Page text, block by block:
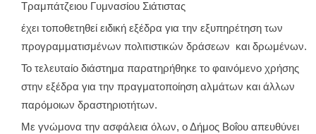
Τραμπάτζειου Γυμνασίου Σιάτιστας
έχει τοποθετηθεί ειδική εξέδρα για την εξυπηρέτηση των
προγραμματισμένων πολιτιστικών δράσεων και δρωμένων.
Το τελευταίο διάστημα παρατηρήθηκε το φαινόμενο χρήσης
στην εξέδρα για την πραγματοποίηση αλμάτων και άλλων
παρόμοιων δραστηριοτήτων.
Με γνώμονα την ασφάλεια όλων, ο Δήμος Βοΐου απευθύνει